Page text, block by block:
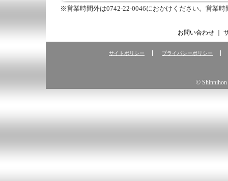
※営業時間外は0742-22-0046におかけください。営業
お問い合わせ
サイトポリシー プライバシーポリシー
© Shinnihon